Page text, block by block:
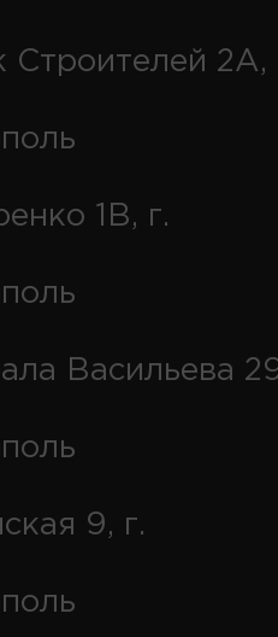
Строителей 2А,
1В, г.
Васильева
9, г.